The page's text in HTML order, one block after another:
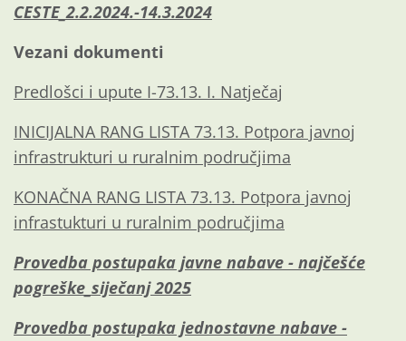
CESTE_2.2.2024.-14.3.2024
Vezani dokumenti
Predlošci i upute I-73.13. I. Natječaj
INICIJALNA RANG LISTA 73.13. Potpora javnoj
infrastrukturi u ruralnim područjima
KONAČNA RANG LISTA 73.13. Potpora javnoj
infrastukturi u ruralnim područjima
Provedba postupaka javne nabave - najčešće
pogreške_siječanj 2025
Provedba postupaka jednostavne nabave -